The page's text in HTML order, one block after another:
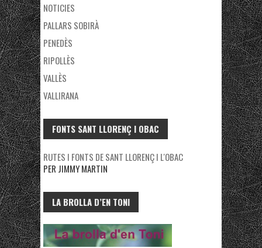
NOTICIES
PALLARS SOBIRÀ
PENEDÈS
RIPOLLÈS
VALLÈS
VALLIRANA
FONTS SANT LLORENÇ I OBAC
RUTES I FONTS DE SANT LLORENÇ I L'OBAC
PER JIMMY MARTIN
LA BROLLA D’EN TONI